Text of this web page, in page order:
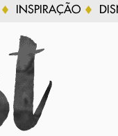
INSPIRAÇÃO